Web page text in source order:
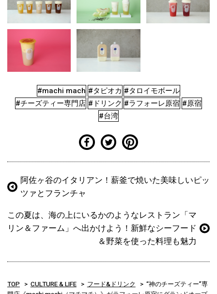
#machi mach #タピオカ #タロイモボール
#チーズティー専門店 #ドリンク #ラフォーレ原宿 #原宿
#台湾
阿佐ヶ谷のイタリアン！薪釜で焼いた美味しいピッ
ツァとフランチャ
この夏は、海の上にいるかのようなレストラン「マ
リン＆ファーム」へ出かけよう！新鮮なシーフード
＆野菜を使った料理も魅力
TOP CULTURE & LIFE フード&ドリンク
“神のチーズティー”専